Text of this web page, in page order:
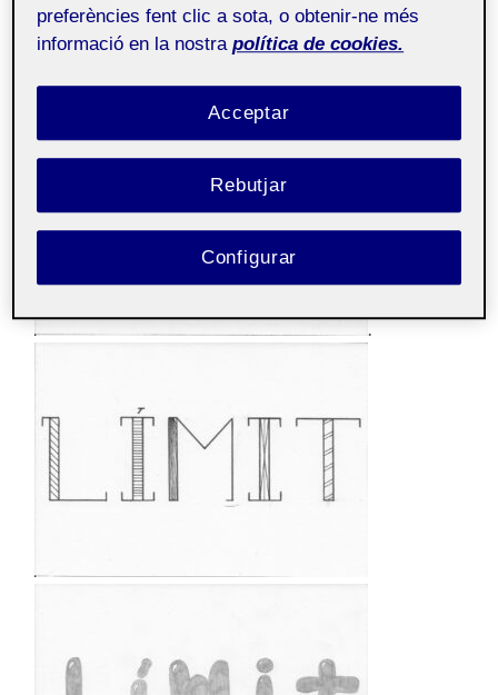
representi. El límit ens el marquem nosaltres mateixos i
aquest representa fins a quin punt estem disposats a
.
preferències fent clic a sota, o obtenir-ne més
informació en la nostra política de cookies.
Rebutjar
Acceptar
Configurar